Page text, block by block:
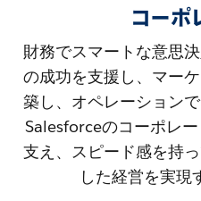
コーポ
財務でスマートな意思
の成功を支援し、マー
築し、オペレーション
Salesforceのコーポレ
支え、スピード感を持
した経営を実現